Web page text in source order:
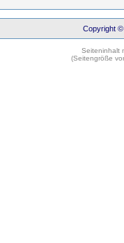
Copyright ©
Seiteninhalt
(Seitengröße